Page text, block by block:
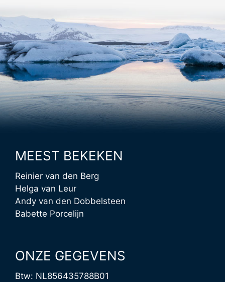
MEEST BEKEKEN
Reinier van den Berg
Helga van Leur
Andy van den Dobbelsteen
Babette Porcelijn
ONZE GEGEVENS
Btw: NL856435788B01